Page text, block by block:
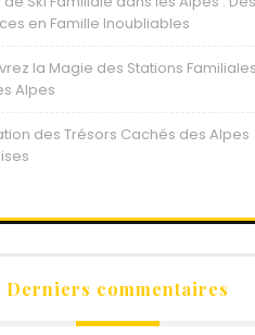
en Famille Inoubliables
la Magie des Stations Familiales
Alpes
des Trésors Cachés des Alpes
Derniers commentaires